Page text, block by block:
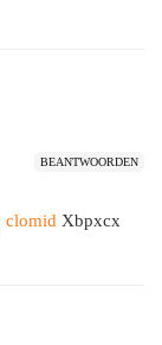
BEANTWOORDEN
clomid Xbpxcx